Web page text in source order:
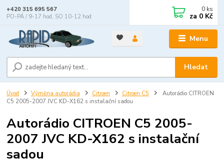
Menu
Hledat
+420 315 695 567
PO-PÁ / 9-17 hod, SO 10-12 hod
0 ks
za 0 Kč
Úvod Výměna autorádia Citroen Citroen C5
Autorádio CITROEN
C5 2005-2007 JVC KD-X162 s instalační sadou
Autorádio CITROEN C5 2005-
2007 JVC KD-X162 s instalační
sadou